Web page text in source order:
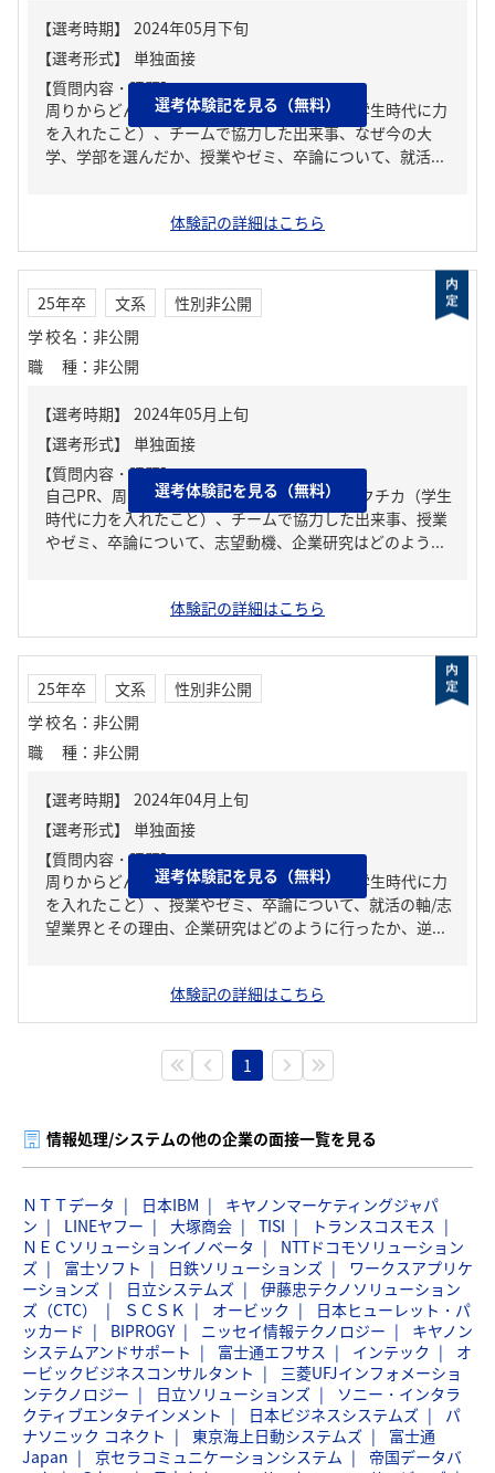
【質問内容・課題】
周りからどんな人といわれる？、ガクチカ（学生時代に力
を入れたこと）、チームで協力した出来事、なぜ今の大
学、学部を選んだか、授業やゼミ、卒論について、就活...
選考体験記を見る（無料）
体験記の詳細はこちら
25年卒 文系
性別非公開
学校名 ： 非公開
職種 ： 非公開
【質問内容・課題】
自己PR、周りからどんな人といわれる？、ガクチカ（学生
時代に力を入れたこと）、チームで協力した出来事、授業
やゼミ、卒論について、志望動機、企業研究はどのよう...
選考体験記を見る（無料）
体験記の詳細はこちら
25年卒 文系
性別非公開
学校名 ： 非公開
職種 ： 非公開
【質問内容・課題】
周りからどんな人といわれる？、ガクチカ（学生時代に力
を入れたこと）、授業やゼミ、卒論について、就活の軸/志
望業界とその理由、企業研究はどのように行ったか、逆...
選考体験記を見る（無料）
体験記の詳細はこちら
1
情報処理/システムの他の企業の面接一覧を見る
ＮＴＴデータ 日本IBM
キヤノンマーケティングジャパ
ン
LINEヤフー 大塚商会 TISI
トランスコスモス
ＮＥＣソリューションイノベータ
NTTドコモソリューション
ズ
富士ソフト 日鉄ソリューションズ
ワークスアプリケ
ーションズ
日立システムズ
伊藤忠テクノソリューション
ズ（CTC）
ＳＣＳＫ オービック
日本ヒューレット・パ
ッカード
BIPROGY ニッセイ情報テクノロジー
キヤノン
システムアンドサポート
富士通エフサス インテック
オ
ービックビジネスコンサルタント
三菱UFJインフォメーショ
ンテクノロジー
日立ソリューションズ
ソニー・インタラ
クティブエンタテインメント
日本ビジネスシステムズ
パ
ナソニック コネクト
東京海上日動システムズ
富士通
Japan
京セラコミュニケーションシステム
帝国データバ